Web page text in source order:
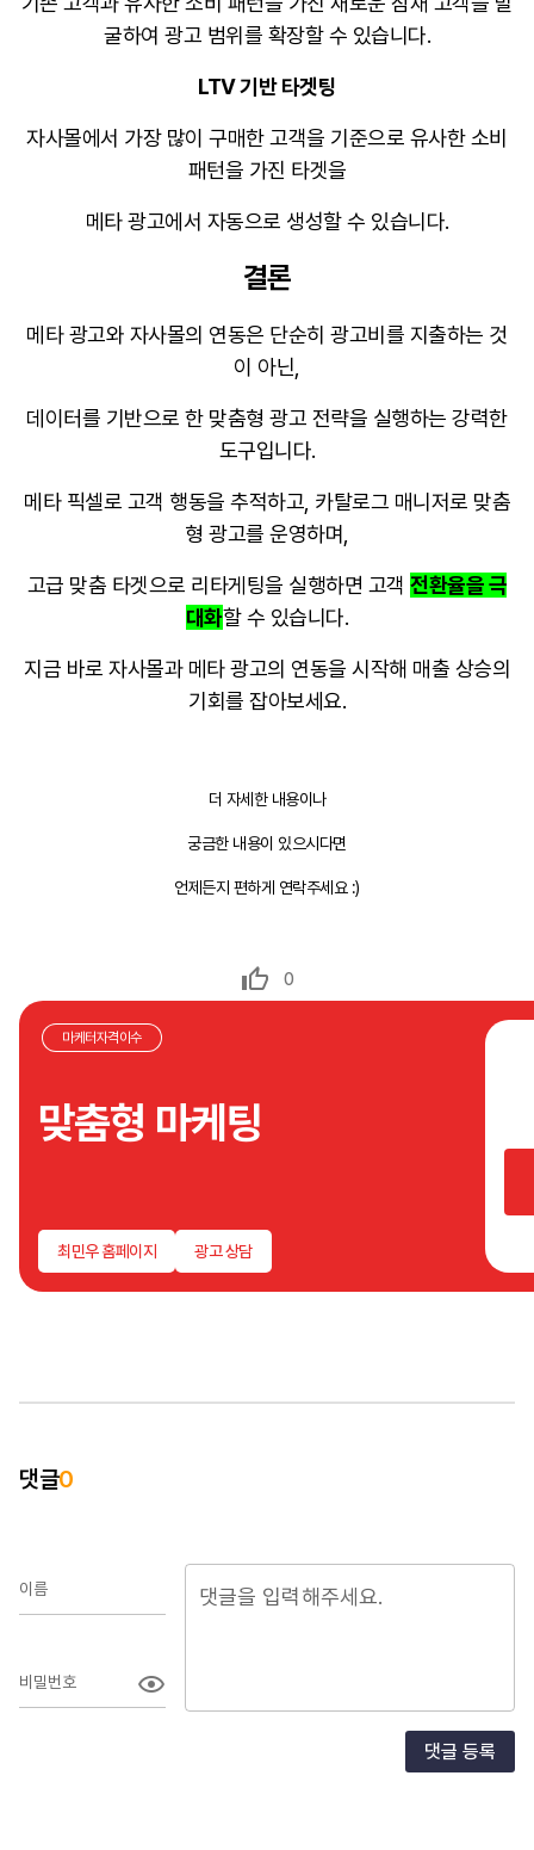
굴하여 광고 범위를 확장할 수 있습니다.
LTV 기반 타겟팅
자사몰에서 가장 많이 구매한 고객을 기준으로 유사한 소비
패턴을 가진 타겟을
메타 광고에서 자동으로 생성할 수 있습니다.
결론
메타 광고와 자사몰의 연동은 단순히 광고비를 지출하는 것
이 아닌,
데이터를 기반으로 한 맞춤형 광고 전략을 실행하는 강력한
도구입니다.
메타 픽셀로 고객 행동을 추적하고, 카탈로그 매니저로 맞춤
형 광고를 운영하며,
고급 맞춤 타겟으로 리타게팅을 실행하면 고객전환율을 극
대화할 수 있습니다.
지금 바로 자사몰과 메타 광고의 연동을 시작해 매출 상승의
기회를 잡아보세요.
더 자세한 내용이나
궁금한 내용이 있으시다면
언제든지 편하게 연락주세요 :)
0
마케터자격이수
맞춤형 마케팅
최민우 홈페이지 광고 상담
필
똑
아
댓글0
이름
비밀번호
댓글 등록